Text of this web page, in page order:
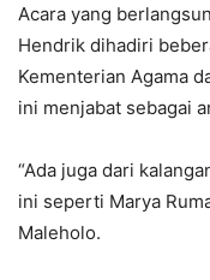
Acara yang
Hendrik dihadiri
Kementerian Agama
ini menjabat sebagai
“Ada juga dari
ini seperti Marya
Maleholo.